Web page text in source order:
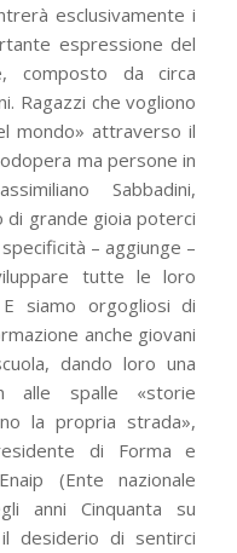
esclusivamente i
espressione del
composto da circa
Ragazzi che vogliono
mondo» attraverso il
ma persone in
Sabbadini,
di grande gioia poterci
– aggiunge –
tutte le loro
siamo orgogliosi di
anche giovani
dando loro una
alle spalle «storie
la propria strada»,
di Forma e
(Ente nazionale
anni Cinquanta su
desiderio di sentirci